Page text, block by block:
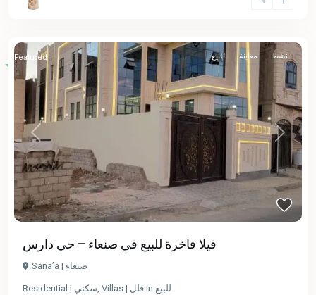
Previous Next
للبيع معاينة نشط Featured
فيلا فاخرة للبيع في صنعاء – حي دارس
Sana’a | صنعاء
Residential | سكني, Villas | فلل in للبيع